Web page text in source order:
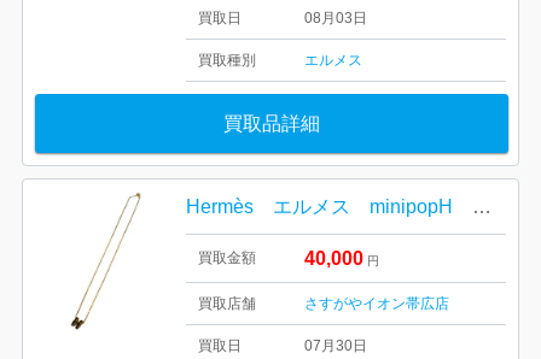
買取日 08月03日
買取種別 エルメス
買取品詳細
Hermès エルメス minipopH ネックレス
買取金額 40,000 円
買取店舗 さすがやイオン帯広店
買取日 07月30日